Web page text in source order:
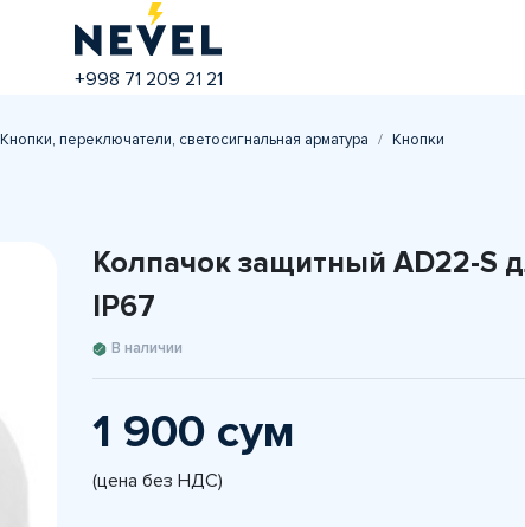
+998 71 209 21 21
Кнопки, переключатели, светосигнальная арматура
Кнопки
Колпачок защитный AD22-S
IP67
В наличии
1 900 сум
(цена без НДС)